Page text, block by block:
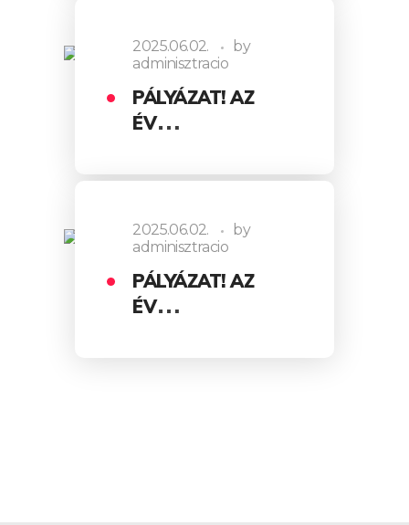
2025.06.02.
by
adminisztracio
PÁLYÁZAT! AZ
ÉV
TONSÁGI…
2025.06.02.
by
adminisztracio
PÁLYÁZAT! AZ
ÉV